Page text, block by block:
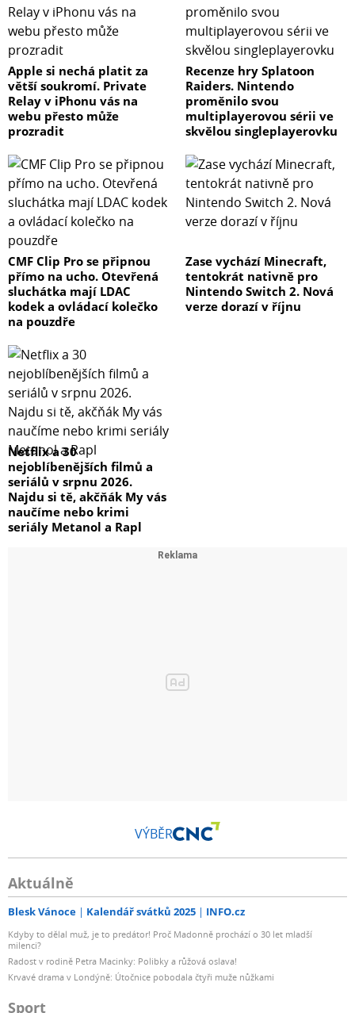
Apple si nechá platit za
větší soukromí. Private
Relay v iPhonu vás na
webu přesto může
prozradit
Recenze hry Splatoon
Raiders. Nintendo
proměnilo svou
multiplayerovou sérii ve
skvělou singleplayerovku
CMF Clip Pro se připnou
přímo na ucho. Otevřená
sluchátka mají LDAC
kodek a ovládací kolečko
na pouzdře
Zase vychází Minecraft,
tentokrát nativně pro
Nintendo Switch 2. Nová
verze dorazí v říjnu
Netflix a 30
nejoblíbenějších filmů a
seriálů v srpnu 2026.
Najdu si tě, akčňák My vás
naučíme nebo krimi
seriály Metanol a Rapl
VÝBĚR
Aktuálně
Blesk Vánoce Kalendář svátků 2025 INFO.cz
Kdyby to dělal muž, je to predátor! Proč Madonně prochází o 30 let mladší
milenci?
Radost v rodině Petra Macinky: Polibky a růžová oslava!
Krvavé drama v Londýně: Útočnice pobodala čtyři muže nůžkami
Sport